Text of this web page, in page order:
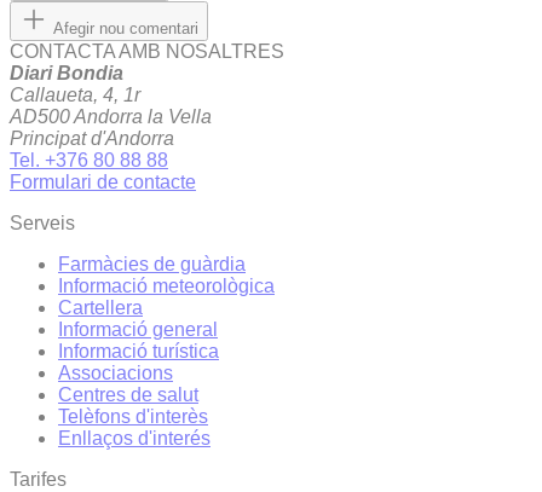
Afegir nou comentari
CONTACTA AMB NOSALTRES
Diari Bondia
Callaueta, 4, 1r
AD500 Andorra la Vella
Principat d'Andorra
Tel. +376 80 88 88
Formulari de contacte
Serveis
Farmàcies de guàrdia
Informació meteorològica
Cartellera
Informació general
Informació turística
Associacions
Centres de salut
Telèfons d'interès
Enllaços d'interés
Tarifes